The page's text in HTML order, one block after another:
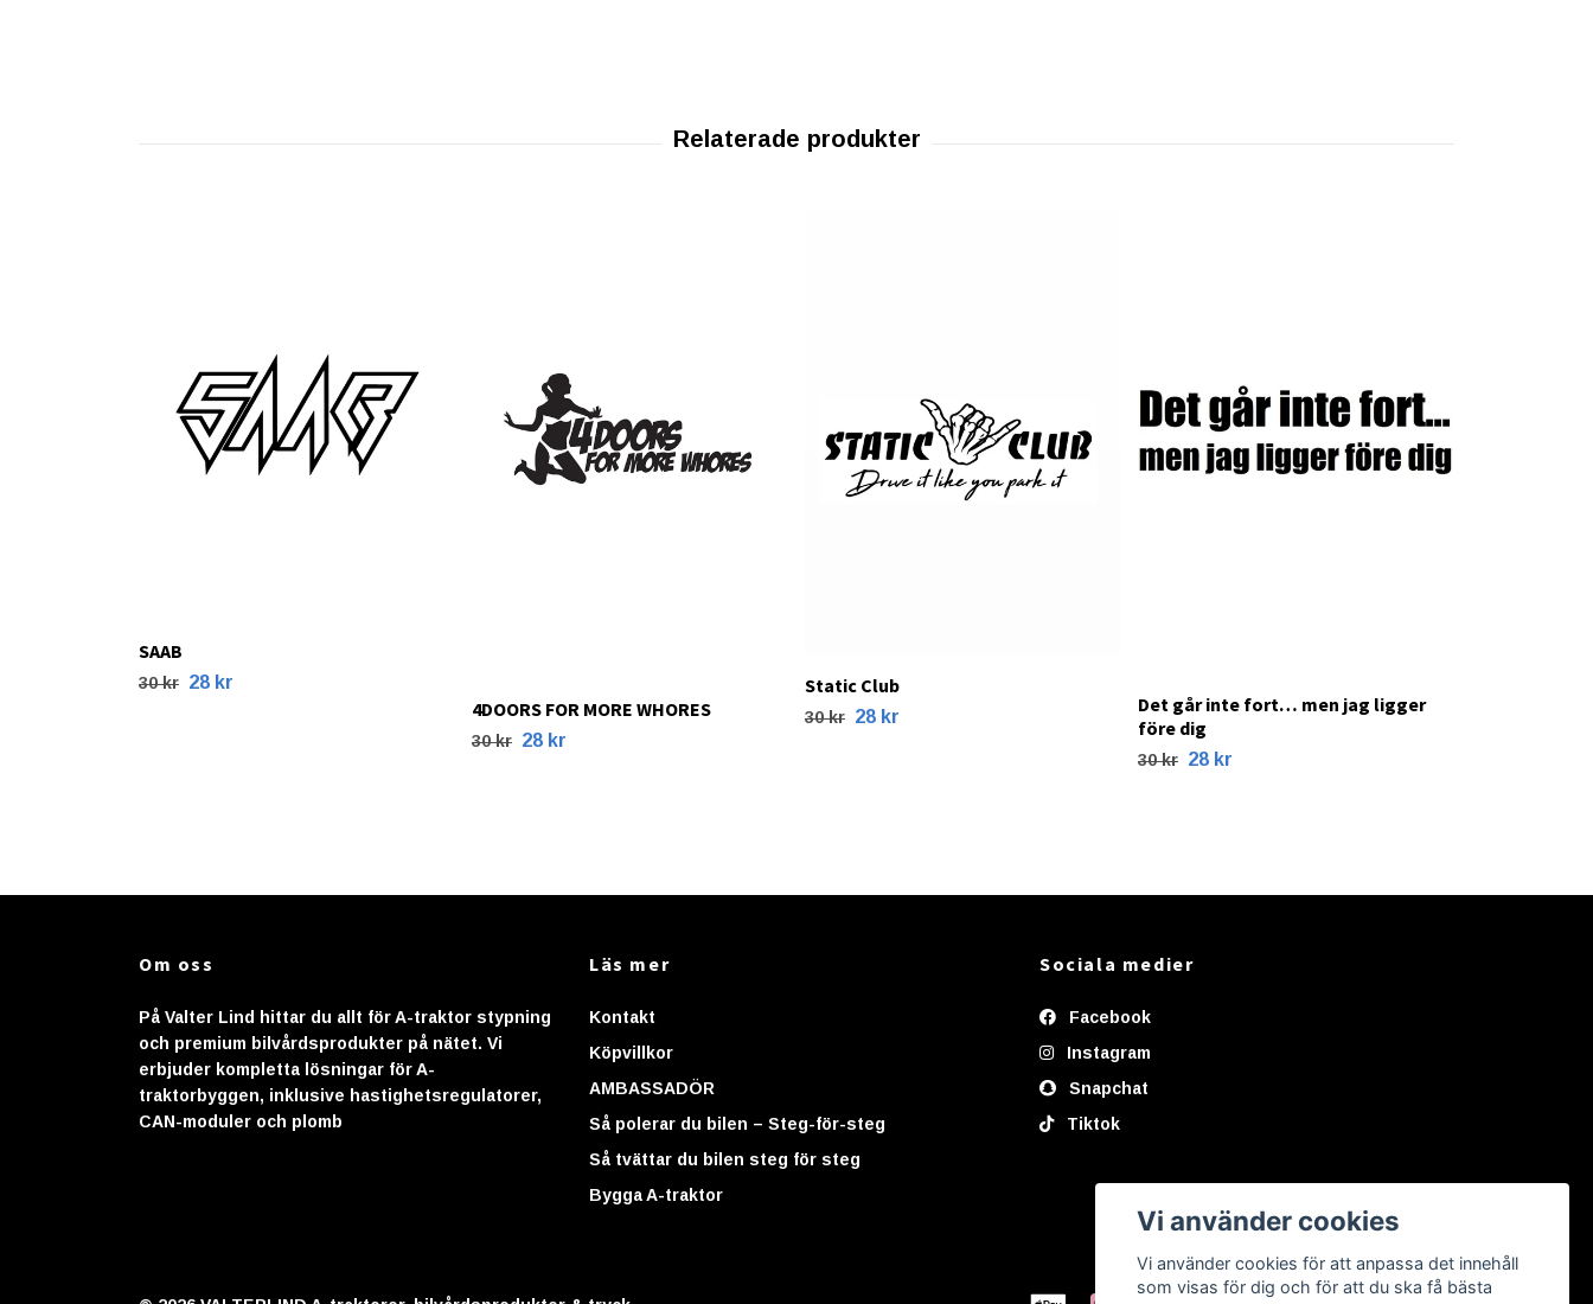
SAAB
30 kr 28 kr
4DOORS FOR MORE WHORES
30 kr 28 kr
Static Club
30 kr 28 kr
Det går inte fort… men jag ligger
före dig
30 kr 28 kr
Om oss
På Valter Lind hittar du allt för A-traktor stypning
och premium bilvårdsprodukter på nätet. Vi
erbjuder kompletta lösningar för A-
traktorbyggen, inklusive hastighetsregulatorer,
CAN-moduler och plomb
Läs mer
Kontakt
Köpvillkor
AMBASSADÖR
Så polerar du bilen – Steg-för-steg
Så tvättar du bilen steg för steg
Bygga A-traktor
Sociala medier
Facebook
Instagram
Snapchat
Tiktok
Vi använder cookies
Vi använder cookies för att anpassa det innehåll
som visas för dig och för att du ska få bästa